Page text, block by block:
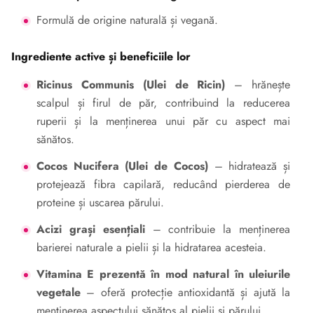
Formulă de origine naturală și vegană.
Ingrediente active și beneficiile lor
Ricinus Communis (Ulei de Ricin) – hrănește
scalpul și firul de păr, contribuind la reducerea
ruperii și la menținerea unui păr cu aspect mai
sănătos.
Cocos Nucifera (Ulei de Cocos)– hidratează și
protejează fibra capilară, reducând pierderea de
proteine și uscarea părului.
Acizi grași esențiali– contribuie la menținerea
barierei naturale a pielii și la hidratarea acesteia.
Vitamina E prezentă în mod natural în uleiurile
vegetale – oferă protecție antioxidantă și ajută la